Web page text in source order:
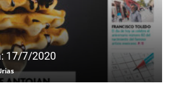
17/7/2020